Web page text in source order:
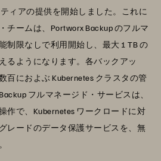
ィアの提供を開始しました。これに
チームは、Portworx Backup のフルマ
制限なしで利用開始し、最大 1 TB の
るようになります。各バックアッ
百におよぶ Kubernetes クラスタの管
フルマネージド・サービスは、
作で、Kubernetes ワークロードに対
レードのデータ保護サービスを、無